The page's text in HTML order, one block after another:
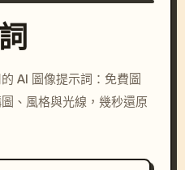
c, cyberpunk sunset, neon
colors, 8k --v 6.0
AI 圖像提示詞：免費圖
、風格與光線，幾秒還原